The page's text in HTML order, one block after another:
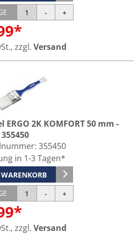
zzgl. Versand
2K KOMFORT 50 mm -
355450
355450
in 1-3 Tagen*
zzgl. Versand